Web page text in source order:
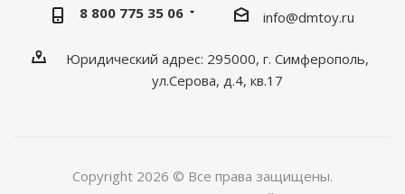
8 800 775 35 06 info@dmtoy.ru
Юридический адрес: 295000, г. Симферополь,
ул.Серова, д.4, кв.17
Copyright 2026 © Все права защищены.